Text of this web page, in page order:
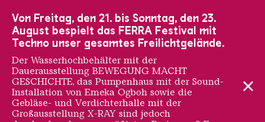
Von Freitag, den 21. bis Sonntag, den 23.
August bespielt das FERRA Festival mit
Techno unser gesamtes Freilichtgelände.
Der Wasserhochbehälter mit der
Dauerausstellung BEWEGUNG MACHT
GESCHICHTE, das Pumpenhaus mit der Sound-
Installation von Emeka Ogboh sowie die
Gebläse- und Verdichterhalle mit der
Großausstellung X-RAY sind jedoch